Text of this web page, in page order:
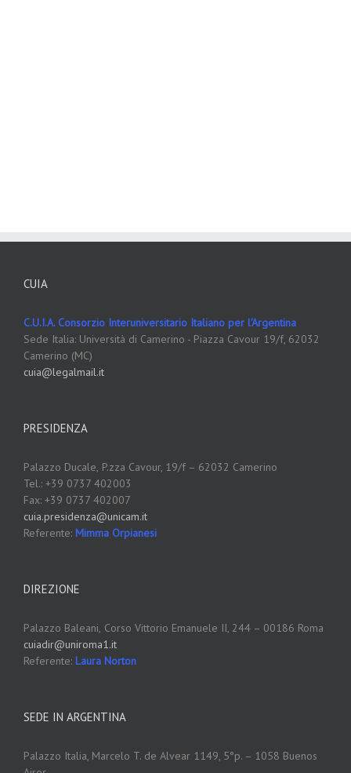
CUIA
C.U.I.A. Consorzio Interuniversitario Italiano per l'Argentina
Sede Italia: Università di Camerino - Piazza Cavour 19/f, 62032
Camerino (MC)
cuia@legalmail.it
PRESIDENZA
Palazzo Ducale, P.zza Cavour, 19/f – 62032 Camerino
Tel.: +39 0737 402003
Fax: +39 0737 402007
cuia.presidenza@unicam.it
Referente: Mimma Orpianesi
DIREZIONE
Palazzo Baleani, Corso Vittorio Emanuele II, 244 – 00186 Roma
cuiadir@uniroma1.it
Referente: Laura Norton
SEDE IN ARGENTINA
Palazzo Italia, Marcelo T. de Alvear 1149, 5°p. – 1058 Buenos